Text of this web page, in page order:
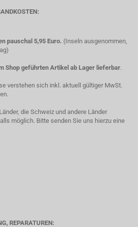
pauschal 5,95 Euro. (Inseln ausgenommen,
Shop geführten Artikel ab Lager lieferbar.
verstehen sich inkl. aktuell gültiger MwSt.
die Schweiz und andere Länder
möglich. Bitte senden Sie uns hierzu eine
REPARATUREN: